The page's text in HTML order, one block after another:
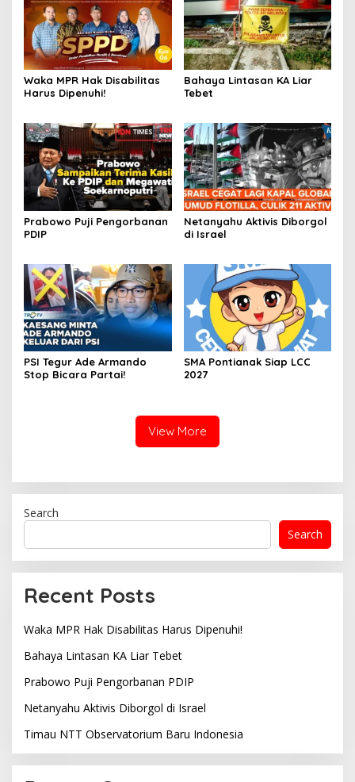
Waka MPR Hak Disabilitas
Harus Dipenuhi!
Bahaya Lintasan KA Liar
Tebet
Prabowo Puji Pengorbanan
PDIP
Netanyahu Aktivis Diborgol
di Israel
PSI Tegur Ade Armando
Stop Bicara Partai!
SMA Pontianak Siap LCC
2027
View More
Search
Search
Recent Posts
Waka MPR Hak Disabilitas Harus Dipenuhi!
Bahaya Lintasan KA Liar Tebet
Prabowo Puji Pengorbanan PDIP
Netanyahu Aktivis Diborgol di Israel
Timau NTT Observatorium Baru Indonesia